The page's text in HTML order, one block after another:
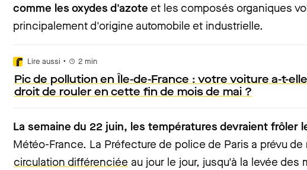
comme les oxydes d'azote et les composés organiques
principalement d'origine automobile et industrielle.
Lire aussi • 2 min
Pic de pollution en Île-de-France : votre voiture a-t-
droit de rouler en cette fin de mois de mai ?
La semaine du 22 juin, les températures devraient frôler
Météo-France. La Préfecture de police de Paris a prévu de
circulation différenciée au jour le jour, jusqu'à la levée des